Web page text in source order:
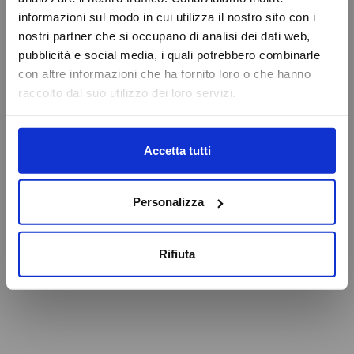
informazioni sul modo in cui utilizza il nostro sito con i
nostri partner che si occupano di analisi dei dati web,
pubblicità e social media, i quali potrebbero combinarle
con altre informazioni che ha fornito loro o che hanno
raccolto dal suo utilizzo dei loro servizi.
Accetta tutti
Personalizza
Rifiuta
Online Booking
Service Eschini Auto
Magazzino e Ricambi
VAI ALLA HOMEPAGE
Attenzione
Caricamento veicoli non riuscito